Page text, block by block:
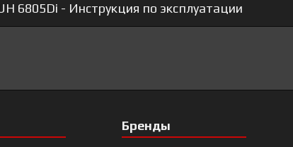
6805Di - Инструкция по эксплуатации
Бренды